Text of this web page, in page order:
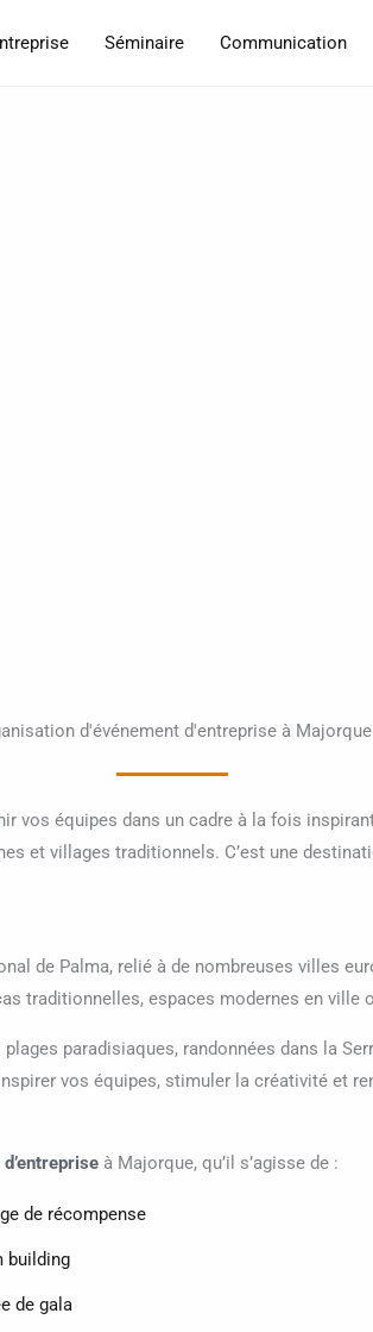
Séminaire Communication
d'événement d'entreprise à Majorque
vos équipes dans un cadre à la fois
et villages traditionnels. C’est une
de Palma, relié à de nombreuses villes
traditionnelles, espaces modernes en ville
paradisiaques, randonnées dans la
vos équipes, stimuler la créativité et
à Majorque, qu’il s’agisse de :
de récompense
building
de gala